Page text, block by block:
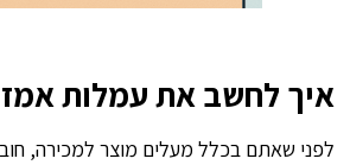
איך לחשב את עמלות
לפני שאתם בכלל מעלים מוצר למכירה,